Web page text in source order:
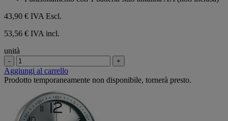
43,90 € IVA Escl.
53,56 € IVA incl.
unità
- +
Aggiungi al carrello
Prodotto temporaneamente non disponibile, tornerà presto.